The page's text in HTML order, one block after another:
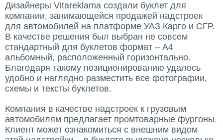
Дизайнеры Vitareklama создали буклет для
компании, занимающейся продажей надстроек
для автомобилей на платформе УАЗ Карго и СГР.
В качестве решения был выбран не совсем
стандартный для буклетов формат – А4
альбомный, расположенный горизонтально.
Благодаря такому позиционированию удалось
удобно и наглядно разместить все фотографии,
схемы и тексты буклетов.
Компания в качестве надстроек к грузовым
автомобилям предлагает промтоварные фургоны.
Клиент может ознакомиться с внешним видом